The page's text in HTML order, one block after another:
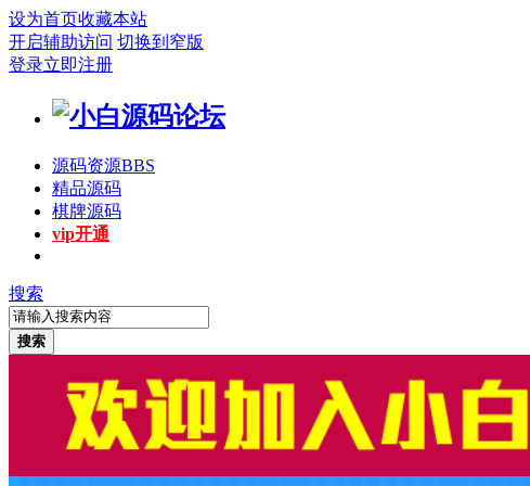
设为首页收藏本站
开启辅助访问 切换到窄版
登录立即注册
源码资源BBS
精品源码
棋牌源码
vip开通
搜索
搜索